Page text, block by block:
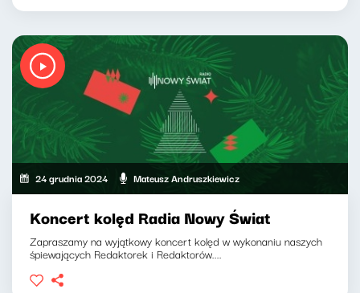
24 grudnia 2024 Mateusz Andruszkiewicz
Koncert kolęd Radia Nowy Świat
Zapraszamy na wyjątkowy koncert kolęd w wykonaniu naszych
śpiewających Redaktorek i Redaktorów....